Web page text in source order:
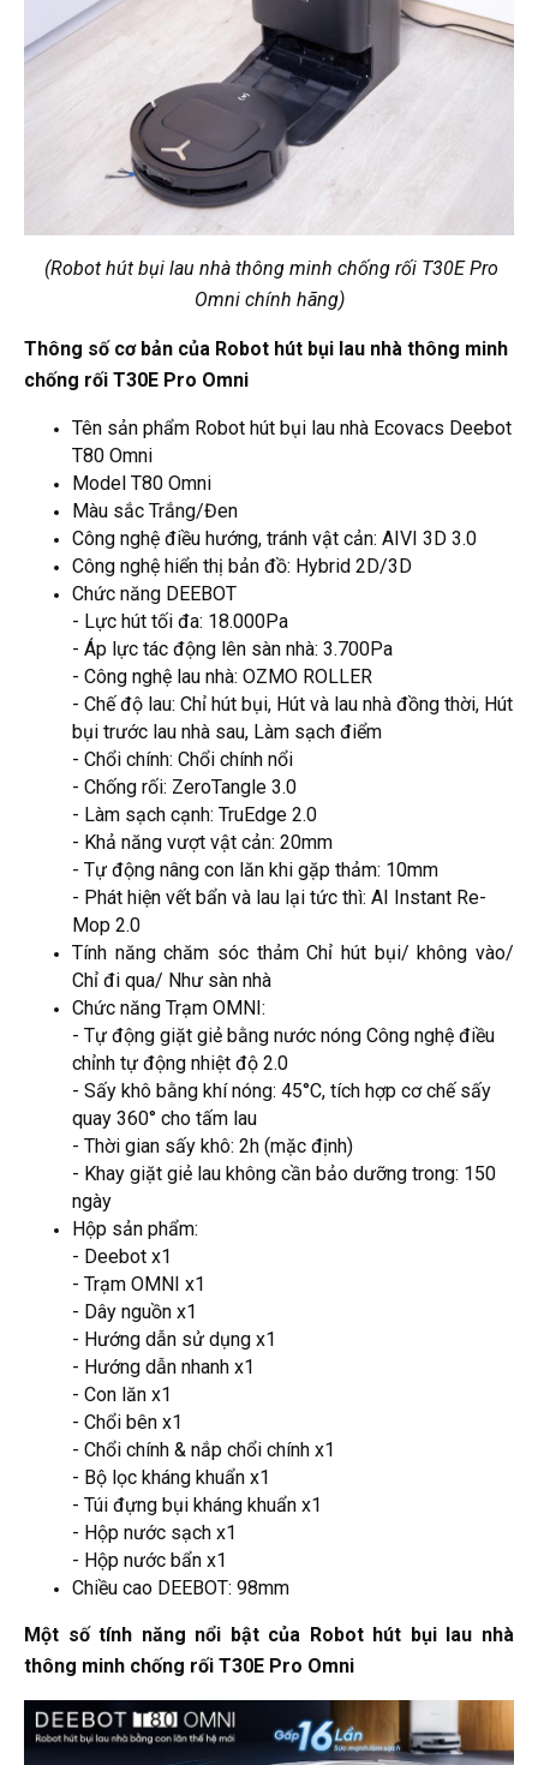
(Robot hút bụi lau nhà thông minh chống rối T30E Pro
Omni chính hãng)
Thông số cơ bản của Robot hút bụi lau nhà thông minh
chống rối T30E Pro Omni
Tên sản phẩm Robot hút bụi lau nhà Ecovacs Deebot
T80 Omni
Model T80 Omni
Màu sắc Trắng/Đen
Công nghệ điều hướng, tránh vật cản: AIVI 3D 3.0
Công nghệ hiển thị bản đồ: Hybrid 2D/3D
Chức năng DEEBOT
- Lực hút tối đa: 18.000Pa
- Áp lực tác động lên sàn nhà: 3.700Pa
- Công nghệ lau nhà: OZMO ROLLER
- Chế độ lau: Chỉ hút bụi, Hút và lau nhà đồng thời, Hút
bụi trước lau nhà sau, Làm sạch điểm
- Chổi chính: Chổi chính nổi
- Chống rối: ZeroTangle 3.0
- Làm sạch cạnh: TruEdge 2.0
- Khả năng vượt vật cản: 20mm
- Tự động nâng con lăn khi gặp thảm: 10mm
- Phát hiện vết bẩn và lau lại tức thì: AI Instant Re-
Mop 2.0
Tính năng chăm sóc thảm Chỉ hút bụi/ không vào/
Chỉ đi qua/ Như sàn nhà
Chức năng Trạm OMNI:
- Tự động giặt giẻ bằng nước nóng Công nghệ điều
chỉnh tự động nhiệt độ 2.0
- Sấy khô bằng khí nóng: 45°C, tích hợp cơ chế sấy
quay 360° cho tấm lau
- Thời gian sấy khô: 2h (mặc định)
- Khay giặt giẻ lau không cần bảo dưỡng trong: 150
ngày
Hộp sản phẩm:
- Deebot x1
- Trạm OMNI x1
- Dây nguồn x1
- Hướng dẫn sử dụng x1
- Hướng dẫn nhanh x1
- Con lăn x1
- Chổi bên x1
- Chổi chính & nắp chổi chính x1
- Bộ lọc kháng khuẩn x1
- Túi đựng bụi kháng khuẩn x1
- Hộp nước sạch x1
- Hộp nước bẩn x1
Chiều cao DEEBOT: 98mm
Một số tính năng nổi bật của Robot hút bụi lau nhà
thông minh chống rối T30E Pro Omni